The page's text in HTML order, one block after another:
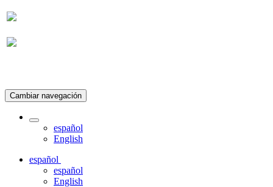
Cambiar navegación
español
English
español
español
English